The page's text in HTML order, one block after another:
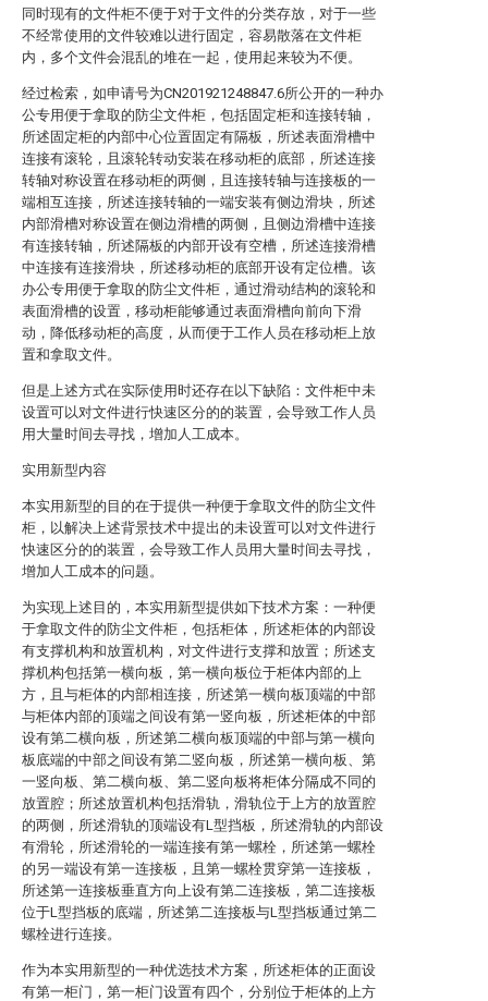
同时现有的文件柜不便于对于文件的分类存放，对于一些
不经常使用的文件较难以进行固定，容易散落在文件柜
内，多个文件会混乱的堆在一起，使用起来较为不便。
经过检索，如申请号为CN201921248847.6所公开的一种办
公专用便于拿取的防尘文件柜，包括固定柜和连接转轴，
所述固定柜的内部中心位置固定有隔板，所述表面滑槽中
连接有滚轮，且滚轮转动安装在移动柜的底部，所述连接
转轴对称设置在移动柜的两侧，且连接转轴与连接板的一
端相互连接，所述连接转轴的一端安装有侧边滑块，所述
内部滑槽对称设置在侧边滑槽的两侧，且侧边滑槽中连接
有连接转轴，所述隔板的内部开设有空槽，所述连接滑槽
中连接有连接滑块，所述移动柜的底部开设有定位槽。该
办公专用便于拿取的防尘文件柜，通过滑动结构的滚轮和
表面滑槽的设置，移动柜能够通过表面滑槽向前向下滑
动，降低移动柜的高度，从而便于工作人员在移动柜上放
置和拿取文件。
但是上述方式在实际使用时还存在以下缺陷：文件柜中未
设置可以对文件进行快速区分的的装置，会导致工作人员
用大量时间去寻找，增加人工成本。
实用新型内容
本实用新型的目的在于提供一种便于拿取文件的防尘文件
柜，以解决上述背景技术中提出的未设置可以对文件进行
快速区分的的装置，会导致工作人员用大量时间去寻找，
增加人工成本的问题。
为实现上述目的，本实用新型提供如下技术方案：一种便
于拿取文件的防尘文件柜，包括柜体，所述柜体的内部设
有支撑机构和放置机构，对文件进行支撑和放置；所述支
撑机构包括第一横向板，第一横向板位于柜体内部的上
方，且与柜体的内部相连接，所述第一横向板顶端的中部
与柜体内部的顶端之间设有第一竖向板，所述柜体的中部
设有第二横向板，所述第二横向板顶端的中部与第一横向
板底端的中部之间设有第二竖向板，所述第一横向板、第
一竖向板、第二横向板、第二竖向板将柜体分隔成不同的
放置腔；所述放置机构包括滑轨，滑轨位于上方的放置腔
的两侧，所述滑轨的顶端设有L型挡板，所述滑轨的内部设
有滑轮，所述滑轮的一端连接有第一螺栓，所述第一螺栓
的另一端设有第一连接板，且第一螺栓贯穿第一连接板，
所述第一连接板垂直方向上设有第二连接板，第二连接板
位于L型挡板的底端，所述第二连接板与L型挡板通过第二
螺栓进行连接。
作为本实用新型的一种优选技术方案，所述柜体的正面设
有第一柜门，第一柜门设置有四个，分别位于柜体的上方